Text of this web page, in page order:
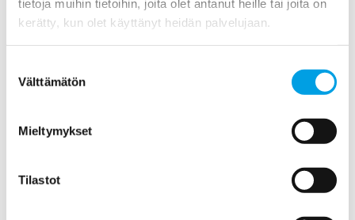
tietoja muihin tietoihin, joita olet antanut heille tai joita on
kerätty, kun olet käyttänyt heidän palvelujaan.
valinta
Välttämätön
Mieltymykset
Tilastot
Asiaa useista erilaisista sisäilmaongelman syistä.